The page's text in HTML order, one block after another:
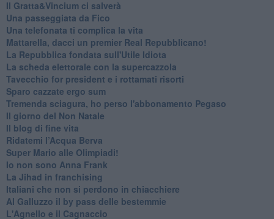
Il Gratta&Vincium ci salverà
Una passeggiata da Fico
Una telefonata ti complica la vita
Mattarella, dacci un premier Real Repubblicano!
La Repubblica fondata sull'Utile Idiota
La scheda elettorale con la supercazzola
Tavecchio for president e i rottamati risorti
Sparo cazzate ergo sum
Tremenda sciagura, ho perso l'abbonamento Pegaso
Il giorno del Non Natale
Il blog di fine vita
​Ridatemi l’Acqua Berva
Super Mario alle Olimpiadi!
Io non sono Anna Frank
​La Jihad in franchising
Italiani che non si perdono in chiacchiere
Al Galluzzo il by pass delle bestemmie
L'Agnello e il Cagnaccio